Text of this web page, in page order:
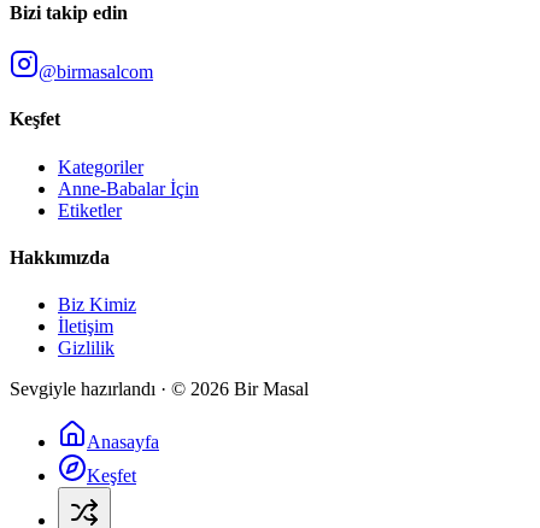
Bizi takip edin
@birmasalcom
Keşfet
Kategoriler
Anne-Babalar İçin
Etiketler
Hakkımızda
Biz Kimiz
İletişim
Gizlilik
Sevgiyle hazırlandı · © 2026 Bir Masal
Anasayfa
Keşfet